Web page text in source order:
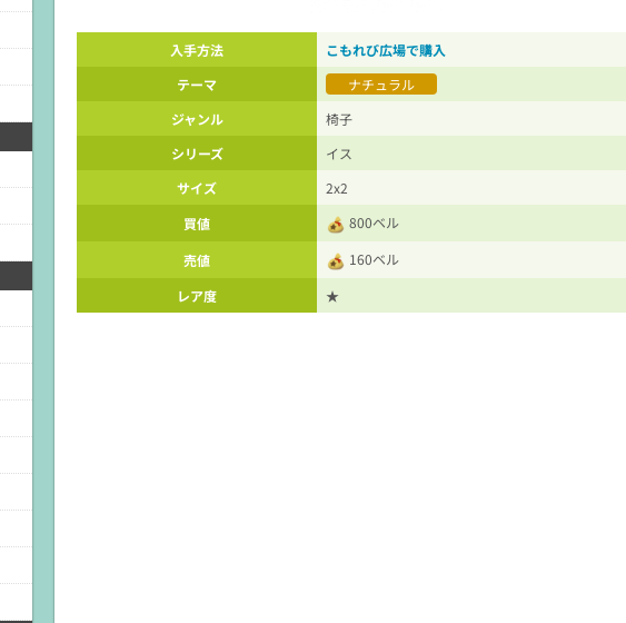
入手方法
こもれび広場で購入
テーマ
ナチュラル
ジャンル
椅子
シリーズ
イス
サイズ
2x2
買値
800ベル
売値
160ベル
レア度
★